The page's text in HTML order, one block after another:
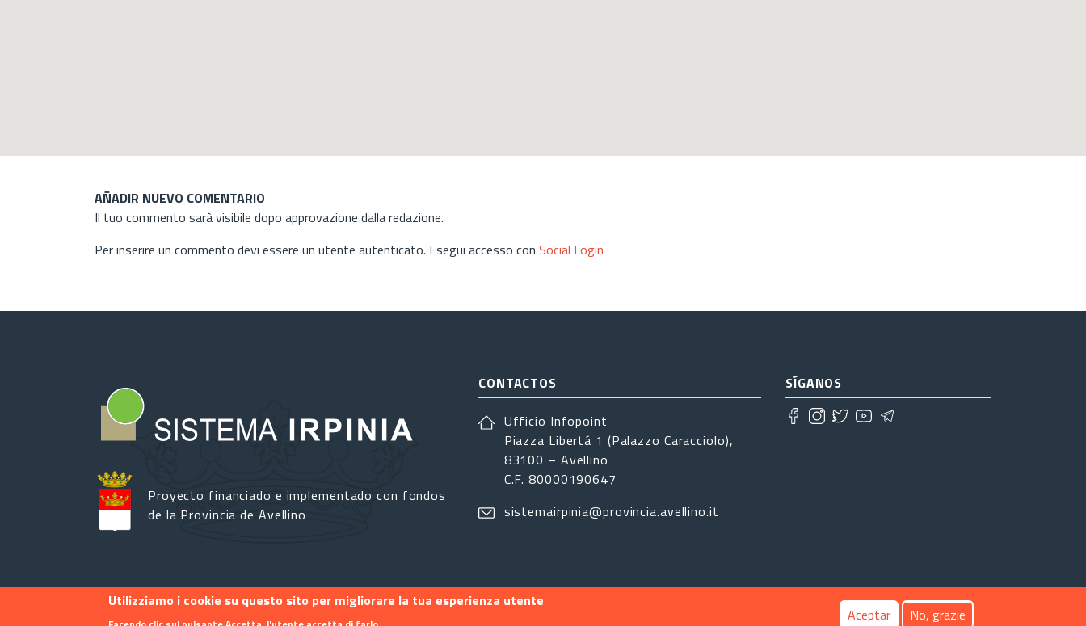
AÑADIR NUEVO COMENTARIO
Il tuo commento sarà visibile dopo approvazione dalla redazione.
Per inserire un commento devi essere un utente autenticato. Esegui accesso con Social Login
Proyecto financiado e implementado con fondos
de la Provincia de Avellino
CONTACTOS
Ufficio Infopoint
Piazza Libertá 1 (Palazzo Caracciolo),
83100 – Avellino
C.F. 80000190647
sistemairpinia@provincia.avellino.it
SÍGANOS
Utilizziamo i cookie su questo sito per migliorare la tua esperienza utente
Aceptar No, grazie